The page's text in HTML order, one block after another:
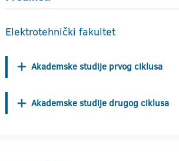
Elektrotehnički fakultet
Akademske studije prvog ciklusa
Akademske studije drugog ciklusa